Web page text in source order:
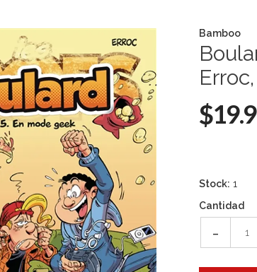
Bamboo
Stock: 1
Cantidad
-